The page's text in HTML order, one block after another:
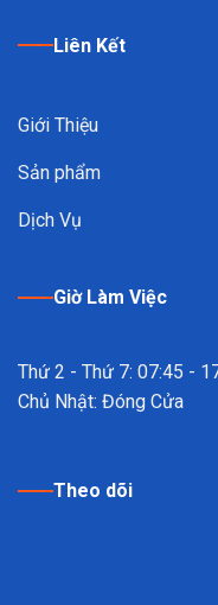
Liên Kết
Giới Thiệu
Sản phẩm
Dịch Vụ
Giờ Làm Việc
Thứ 2 - Thứ 7: 07:45 -
Chủ Nhật: Đóng Cửa
Theo dõi